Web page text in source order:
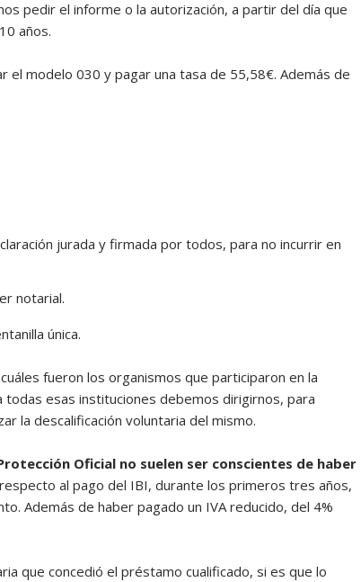
pedir el informe o la autorización, a partir del día que
años.
el modelo 030 y pagar una tasa de 55,58€. Además de
jurada y firmada por todos, para no incurrir en
notarial.
única.
fueron los organismos que participaron en la
todas esas instituciones debemos dirigirnos, para
la descalificación voluntaria del mismo.
Oficial no suelen ser conscientes de haber
al pago del IBI, durante los primeros tres años,
Además de haber pagado un IVA reducido, del 4%
que concedió el préstamo cualificado, si es que lo